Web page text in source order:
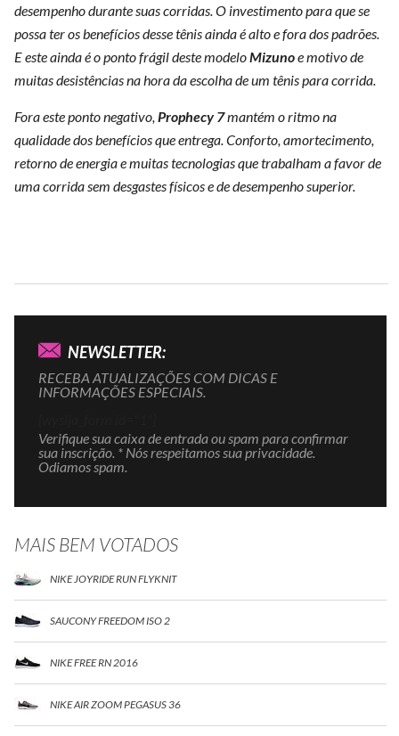
desempenho durante suas corridas. O investimento para que se
possa ter os benefícios desse tênis ainda é alto e fora dos padrões.
E este ainda é o ponto frágil deste modeloMizunoe motivo de
muitas desistências na hora da escolha de um tênis para corrida.
Fora este ponto negativo,Prophecy 7mantém o ritmo na
qualidade dos benefícios que entrega. Conforto, amortecimento,
retorno de energia e muitas tecnologias que trabalham a favor de
uma corrida sem desgastes físicos e de desempenho superior.
NEWSLETTER:
RECEBA ATUALIZAÇÕES COM DICAS E
INFORMAÇÕES ESPECIAIS.
Verifique sua caixa de entrada ou spam para confirmar
sua inscrição. * Nós respeitamos sua privacidade.
Odiamos spam.
MAIS BEM VOTADOS
NIKE JOYRIDE RUN FLYKNIT
SAUCONY FREEDOM ISO 2
NIKE FREE RN 2016
NIKE AIR ZOOM PEGASUS 36